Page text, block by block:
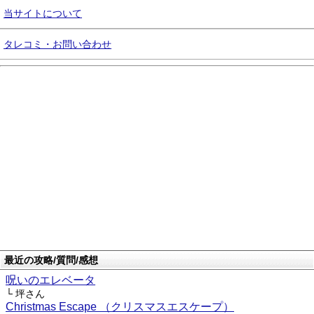
当サイトについて
タレコミ・お問い合わせ
最近の攻略/質問/感想
呪いのエレベータ
└ 坪さん
Christmas Escape （クリスマスエスケープ）